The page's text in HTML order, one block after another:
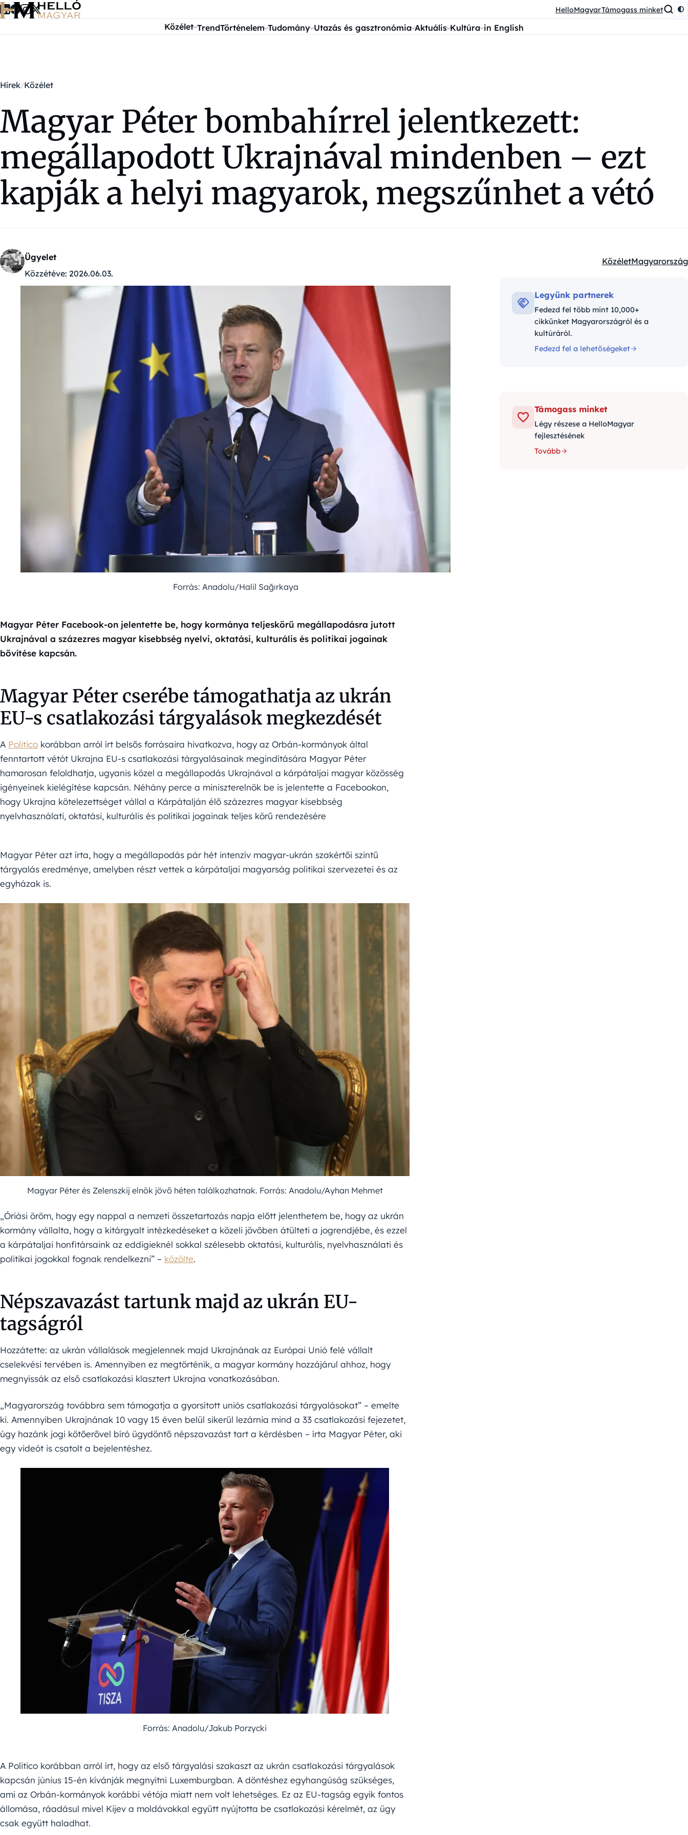
Ugrás a tartalomra HelloMagyarTámogass minket
Közélet TrendTörténelem Tudomány Utazás és gasztronómia Aktuális Kultúra in English
Hírek Közélet
Magyar Péter bombahírrel jelentkezett:
megállapodott Ukrajnával mindenben – ezt
kapják a helyi magyarok, megszűnhet a vétó
Ügyelet
Közzétéve: 2026.06.03.
Kategóriák:
KözéletMagyarország
Forrás: Anadolu/Halil Sağırkaya
Magyar Péter Facebook-on jelentette be, hogy kormánya teljeskörű megállapodásra jutott
Ukrajnával a százezres magyar kisebbség nyelvi, oktatási, kulturális és politikai jogainak
bővítése kapcsán.
Magyar Péter cserébe támogathatja az ukrán
EU-s csatlakozási tárgyalások megkezdését
A Politico korábban arról írt belsős forrásaira hivatkozva, hogy az Orbán-kormányok által
fenntartott vétót Ukrajna EU-s csatlakozási tárgyalásainak megindítására Magyar Péter
hamarosan feloldhatja, ugyanis közel a megállapodás Ukrajnával a kárpátaljai magyar közösség
igényeinek kielégítése kapcsán. Néhány perce a miniszterelnök be is jelentette a Facebookon,
hogy Ukrajna kötelezettséget vállal a Kárpátalján élő százezres magyar kisebbség
nyelvhasználati, oktatási, kulturális és politikai jogainak teljes körű rendezésére
Magyar Péter azt írta, hogy a megállapodás pár hét intenzív magyar-ukrán szakértői szintű
tárgyalás eredménye, amelyben részt vettek a kárpátaljai magyarság politikai szervezetei és az
egyházak is.
Magyar Péter és Zelenszkij elnök jövő héten találkozhatnak. Forrás: Anadolu/Ayhan Mehmet
„Óriási öröm, hogy egy nappal a nemzeti összetartozás napja előtt jelenthetem be, hogy az ukrán
kormány vállalta, hogy a kitárgyalt intézkedéseket a közeli jövőben átülteti a jogrendjébe, és ezzel
a kárpátaljai honfitársaink az eddigieknél sokkal szélesebb oktatási, kulturális, nyelvhasználati és
politikai jogokkal fognak rendelkezni” – közölte.
Népszavazást tartunk majd az ukrán EU-
tagságról
Hozzátette: az ukrán vállalások megjelennek majd Ukrajnának az Európai Unió felé vállalt
cselekvési tervében is. Amennyiben ez megtörténik, a magyar kormány hozzájárul ahhoz, hogy
megnyissák az első csatlakozási klasztert Ukrajna vonatkozásában.
„Magyarország továbbra sem támogatja a gyorsított uniós csatlakozási tárgyalásokat” – emelte
ki. Amennyiben Ukrajnának 10 vagy 15 éven belül sikerül lezárnia mind a 33 csatlakozási fejezetet,
úgy hazánk jogi kötőerővel bíró ügydöntő népszavazást tart a kérdésben – írta Magyar Péter, aki
egy videót is csatolt a bejelentéshez.
Forrás: Anadolu/Jakub Porzycki
A Politico korábban arról írt, hogy az első tárgyalási szakaszt az ukrán csatlakozási tárgyalások
kapcsán június 15-én kívánják megnyitni Luxemburgban. A döntéshez egyhangúság szükséges,
ami az Orbán-kormányok korábbi vétója miatt nem volt lehetséges. Ez az EU-tagság egyik fontos
állomása, ráadásul mivel Kijev a moldávokkal együtt nyújtotta be csatlakozási kérelmét, az ügy
csak együtt haladhat.
Legyünk partnerek
Fedezd fel több mint 10,000+
cikkünket Magyarországról és a
kultúráról.
Fedezd fel a lehetőségeket
Támogass minket
Légy részese a HelloMagyar
fejlesztésének
Tovább